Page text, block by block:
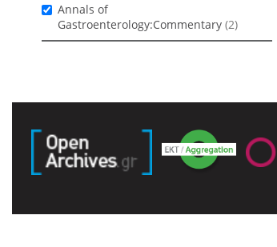
Annals of
Gastroenterology:Commentary (2)